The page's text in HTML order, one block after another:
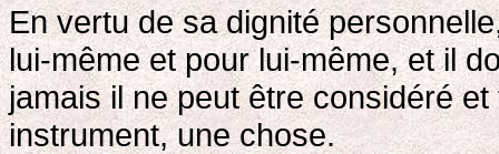
En vertu de sa dignité
lui-même et pour lui-même, et il
jamais il ne peut être considéré
instrument, une chose.